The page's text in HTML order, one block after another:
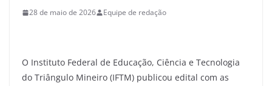
28 de maio de 2026 Equipe de redação
O Instituto Federal de Educação, Ciência e Tecnologia
do Triângulo Mineiro (IFTM) publicou edital com as